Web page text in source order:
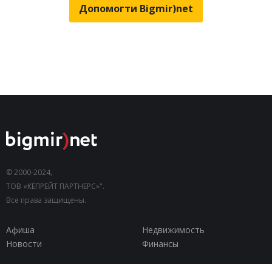
Допомогти Bigmir)net
© 2000-2024,
ТОВ «КЕПРЕЙТ ПАРТНЕРС»".
Все права защищены.
Афиша
Недвижимость
Новости
Финансы